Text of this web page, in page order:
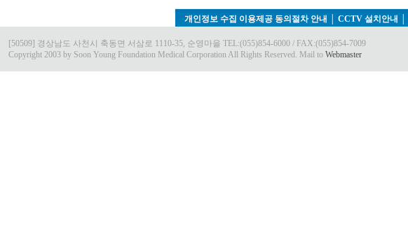
개인정보 수집 이용제공 동의절차 안내 CCTV 설치안내
[50509] 경상남도 사천시 축동면 서삼로 1110-35, 순영마을 TEL:(055)854-6000 / FAX:(055)854-7009
Copyright 2003 by Soon Young Foundation Medical Corporation All Rights Reserved. Mail to Webmaster